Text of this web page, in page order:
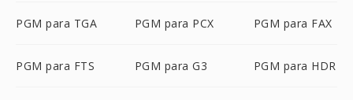
PGM para TGA PGM para PCX PGM para FAX
PGM para FTS PGM para G3 PGM para HDR